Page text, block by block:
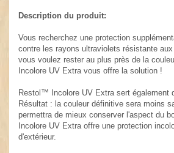
Description du produit:
Vous recherchez une protection
contre les rayons ultraviolets résistante
vous voulez rester au plus près de la
Incolore UV Extra vous offre la solution !
Restol™ Incolore UV Extra sert également
Résultat : la couleur définitive sera moins
permettra de mieux conserver l'aspect du
Incolore UV Extra offre une protection
d'extérieur.